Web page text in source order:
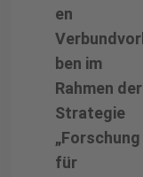
en
ben im
Rahmen der
Strategie
„Forschung
für